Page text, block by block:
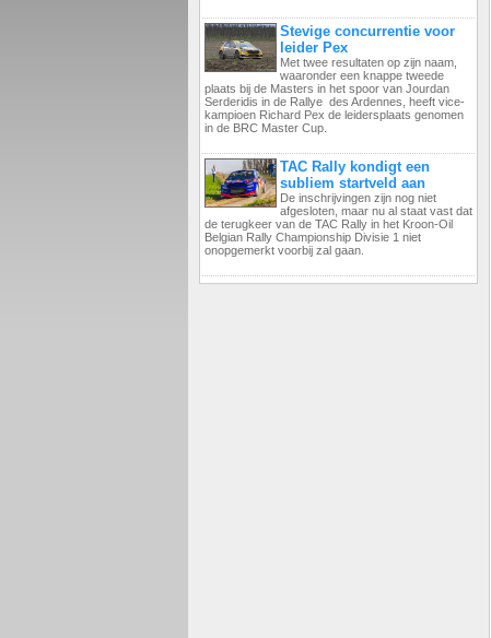
Stevige concurrentie voor
leider Pex
Met twee resultaten op zijn naam,
waaronder een knappe tweede
plaats bij de Masters in het spoor van Jourdan
Serderidis in de Rallye des Ardennes, heeft vice-
kampioen Richard Pex de leidersplaats genomen
in de BRC Master Cup.
TAC Rally kondigt een
subliem startveld aan
De inschrijvingen zijn nog niet
afgesloten, maar nu al staat vast dat
de terugkeer van de TAC Rally in het Kroon-Oil
Belgian Rally Championship Divisie 1 niet
onopgemerkt voorbij zal gaan.